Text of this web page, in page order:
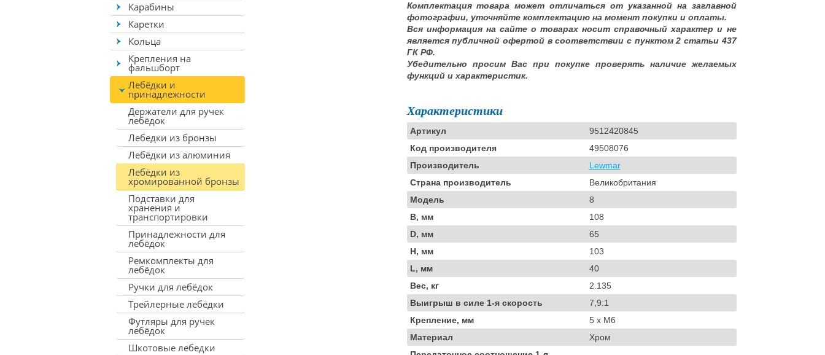
Карабины
Каретки
Кольца
Крепления на
фальшборт
Лебёдки и
принадлежности
Держатели для ручек
лебёдок
Лебедки из бронзы
Лебёдки из алюминия
Лебёдки из
хромированной бронзы
Подставки для
хранения и
транспортировки
Принадлежности для
лебёдок
Ремкомплекты для
лебёдок
Ручки для лебёдок
Трейлерные лебёдки
Футляры для ручек
лебёдок
Шкотовые лебедки
Комплектация товара может отличаться от указанной на заглавной
фотографии, уточняйте комплектацию на момент покупки и оплаты.
Вся информация на сайте о товарах носит справочный характер и не
является публичной офертой в соответствии с пунктом 2 статьи 437
ГК РФ.
Убедительно просим Вас при покупке проверять наличие желаемых
функций и характеристик.
Характеристики
Артикул
9512420845
Код производителя
49508076
Производитель
Lewmar
Страна производитель
Великобритания
Модель
8
B, мм
108
D, мм
65
H, мм
103
L, мм
40
Вес, кг
2.135
Выигрыш в силе 1-я скорость
7,9:1
Крепление, мм
5 x M6
Материал
Хром